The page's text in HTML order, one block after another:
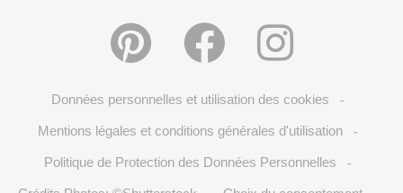
Données personnelles et utilisation des cookies -
Mentions légales et conditions générales d'utilisation -
Politique de Protection des Données Personnelles -